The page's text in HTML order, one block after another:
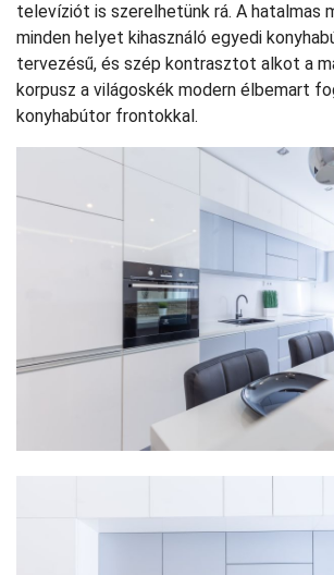
televíziót is szerelhetünk rá. A hatalmas
minden helyet kihasználó egyedi
tervezésű, és szép kontrasztot alkot a
korpusz a világoskék modern élbemart
konyhabútor frontokkal.